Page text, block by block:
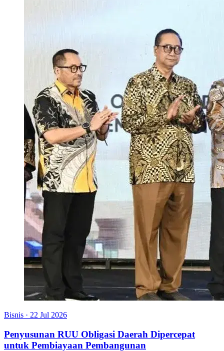
Bisnis · 22 Jul 2026
Penyusunan RUU Obligasi Daerah Dipercepat
untuk Pembiayaan Pembangunan